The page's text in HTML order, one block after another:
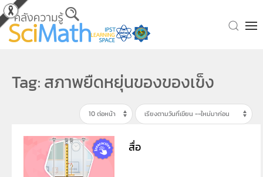
Skip to main content
Tag: สภาพยืดหยุ่นของของเข็ง
สื่อ